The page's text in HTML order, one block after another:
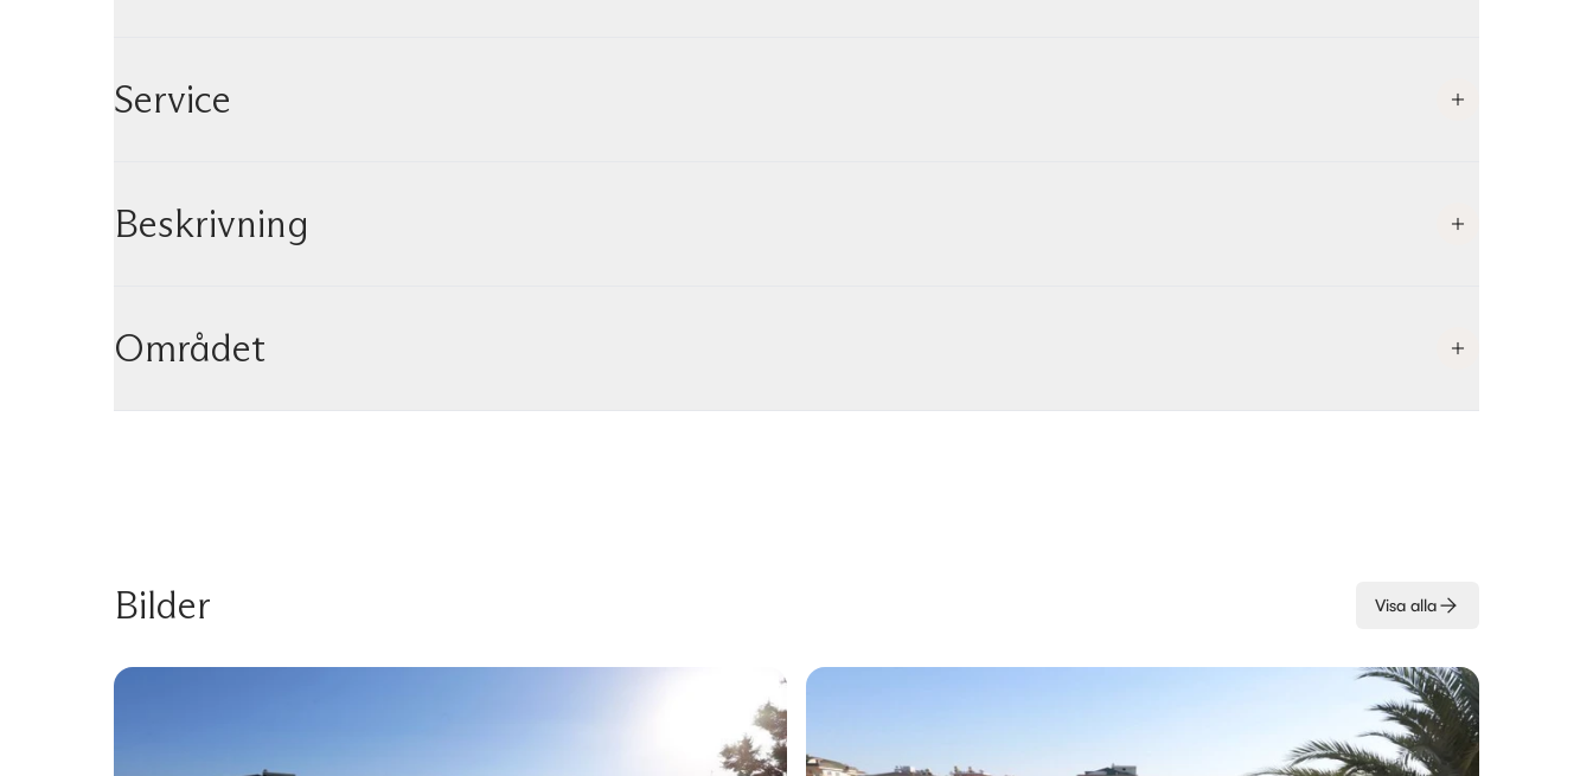
Service
Beskrivning
Området
Bilder Visa alla